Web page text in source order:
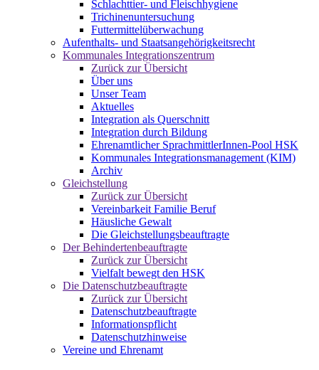
Schlachttier- und Fleischhygiene
Trichinenuntersuchung
Futtermittelüberwachung
Aufenthalts- und Staatsangehörigkeitsrecht
Kommunales Integrationszentrum
Zurück zur Übersicht
Über uns
Unser Team
Aktuelles
Integration als Querschnitt
Integration durch Bildung
Ehrenamtlicher SprachmittlerInnen-Pool HSK
Kommunales Integrationsmanagement (KIM)
Archiv
Gleichstellung
Zurück zur Übersicht
Vereinbarkeit Familie Beruf
Häusliche Gewalt
Die Gleichstellungsbeauftragte
Der Behindertenbeauftragte
Zurück zur Übersicht
Vielfalt bewegt den HSK
Die Datenschutzbeauftragte
Zurück zur Übersicht
Datenschutzbeauftragte
Informationspflicht
Datenschutzhinweise
Vereine und Ehrenamt